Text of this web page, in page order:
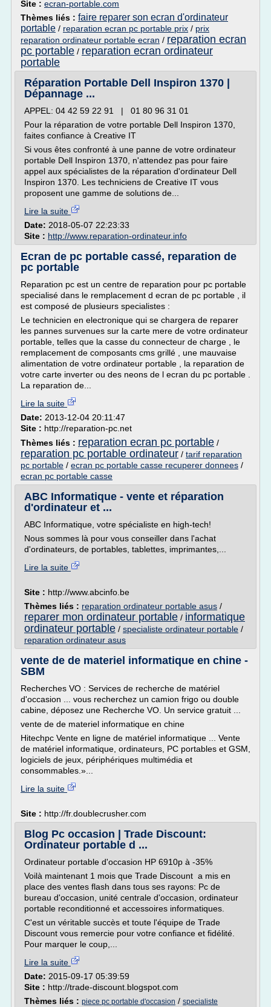
Site : ecran-portable.com
Thèmes liés : faire reparer son ecran d'ordinateur
portable / reparation ecran pc portable prix / prix
reparation ordinateur portable ecran / reparation ecran
pc portable / reparation ecran ordinateur
portable
Réparation Portable Dell Inspiron 1370 |
Dépannage ...
APPEL: 04 42 59 22 91 | 01 80 96 31 01
Pour la réparation de votre portable Dell Inspiron 1370,
faites confiance à Creative IT
Si vous êtes confronté à une panne de votre ordinateur
portable Dell Inspiron 1370, n'attendez pas pour faire
appel aux spécialistes de la réparation d'ordinateur Dell
Inspiron 1370. Les techniciens de Creative IT vous
proposent une gamme de solutions de...
Lire la suite
Date: 2018-05-07 22:23:33
Site : http://www.reparation-ordinateur.info
Ecran de pc portable cassé, reparation de
pc portable
Reparation pc est un centre de reparation pour pc portable
specialisé dans le remplacement d ecran de pc portable , il
est composé de plusieurs specialistes :
Le technicien en electronique qui se chargera de reparer
les pannes survenues sur la carte mere de votre ordinateur
portable, telles que la casse du connecteur de charge , le
remplacement de composants cms grillé , une mauvaise
alimentation de votre ordinateur portable , la reparation de
votre carte inverter ou des neons de l ecran du pc portable .
La reparation de...
Lire la suite
Date: 2013-12-04 20:11:47
Site : http://reparation-pc.net
Thèmes liés : reparation ecran pc portable /
reparation pc portable ordinateur / tarif reparation
pc portable / ecran pc portable casse recuperer donnees /
ecran pc portable casse
ABC Informatique - vente et réparation
d'ordinateur et ...
ABC Informatique, votre spécialiste en high-tech!
Nous sommes là pour vous conseiller dans l'achat
d'ordinateurs, de portables, tablettes, imprimantes,...
Lire la suite
Site : http://www.abcinfo.be
Thèmes liés : reparation ordinateur portable asus /
reparer mon ordinateur portable / informatique
ordinateur portable / specialiste ordinateur portable /
reparation ordinateur asus
vente de de materiel informatique en chine -
SBM
Recherches VO : Services de recherche de matériel
d'occasion ... vous recherchez un camion frigo ou double
cabine, déposez une Recherche VO. Un service gratuit ...
vente de de materiel informatique en chine
Hitechpc Vente en ligne de matériel informatique ... Vente
de matériel informatique, ordinateurs, PC portables et GSM,
logiciels de jeux, périphériques multimédia et
consommables.»...
Lire la suite
Site : http://fr.doublecrusher.com
Blog Pc occasion | Trade Discount:
Ordinateur portable d ...
Ordinateur portable d'occasion HP 6910p à -35%
Voilà maintenant 1 mois que Trade Discount a mis en
place des ventes flash dans tous ses rayons: Pc de
bureau d'occasion, unité centrale d'occasion, ordinateur
portable reconditionné et accessoires informatiques.
C'est un véritable succès et toute l'équipe de Trade
Discount vous remercie pour votre confiance et fidélité.
Pour marquer le coup,...
Lire la suite
Date: 2015-09-17 05:39:59
Site : http://trade-discount.blogspot.com
Thèmes liés : piece pc portable d'occasion / specialiste